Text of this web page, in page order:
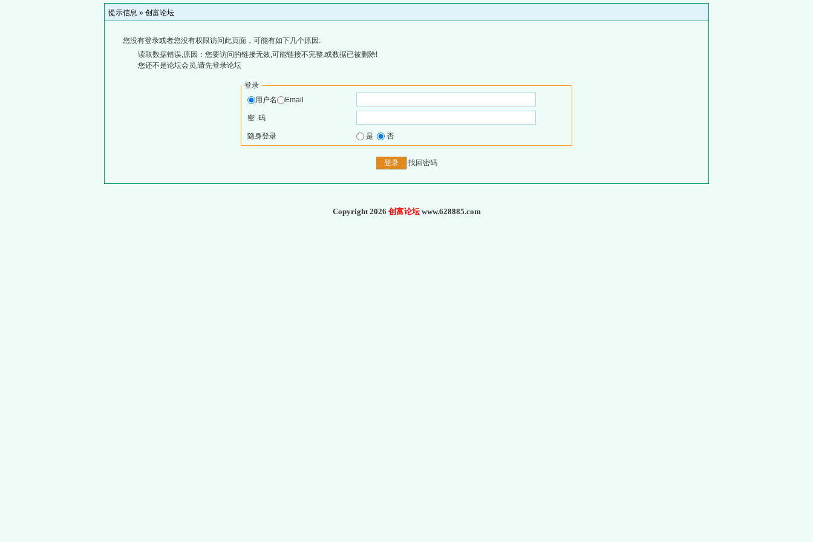
提示信息 » 创富论坛
您没有登录或者您没有权限访问此页面，可能有如下几个原因:
读取数据错误,原因：您要访问的链接无效,可能链接不完整,或数据已被删除!
您还不是论坛会员,请先登录论坛
登录
用户名
Email
密 码
隐身登录 是 否
找回密码
Copyright 2026 创富论坛www.628885.com